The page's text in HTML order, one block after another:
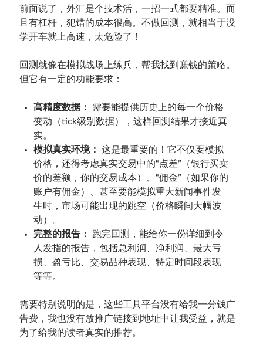
前面说了，外汇是个技术活，一招一式都要精准。而
且有杠杆，犯错的成本很高。不做回测，就相当于没
学开车就上高速，太危险了！
回测就像在模拟战场上练兵，帮我找到赚钱的策略。
但它有一定的功能要求：
高精度数据：
需要能提供历史上的每一个价格
变动（tick级别数据），这样回测结果才接近真
实。
模拟真实环境：
这是最重要的！它不仅要模拟
价格，还得考虑真实交易中的“点差”（银行买卖
价的差额，你的交易成本）、“佣金”（如果你的
账户有佣金）、甚至要能模拟重大新闻事件发
生时，市场可能出现的跳空（价格瞬间大幅波
动）。
完整的报告：
跑完回测，能给你一份详细到令
人发指的报告，包括总利润、净利润、最大亏
损、盈亏比、交易品种表现、特定时间段表现
等等。
需要特别说明的是，这些工具平台没有给我一分钱广
告费，我也没有放推广链接到地址中让我受益，就是
为了给我的读者真实的推荐。